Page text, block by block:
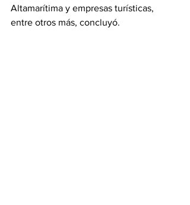
Altamarítima y empresas turísticas,
entre otros más, concluyó.